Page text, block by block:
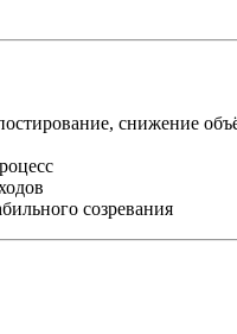
снижение
созревания